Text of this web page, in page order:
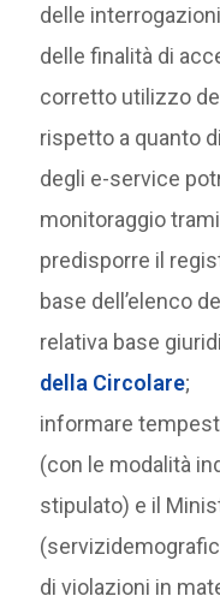
delle
delle finalità di
corretto utilizzo
rispetto a quanto
degli e-service
monitoraggio
predisporre il
base dell’elenco
relativa base
della Circolare;
informare
(con le modalità
stipulato) e il
di violazioni in